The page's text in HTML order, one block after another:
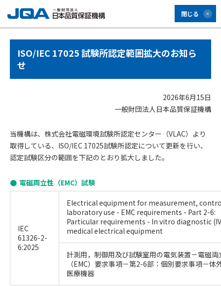
閉じる
ISO/IEC 17025 試験所認定範囲拡大のお知ら
せ
2026年6月15日
一般財団法人日本品質保証機構
当機構は、株式会社電磁環境試験所認定センター（VLAC）より
取得している、ISO/IEC 17025試験所認定について更新を行い、
認定試験区分の範囲を下記のとおり拡大しました。
電磁両立性（EMC）試験
IEC
61326-2-
6:2025
Electrical equipment for measurement,
laboratory use - EMC requirements - Part 2-6:
Particular requirements - In vitro diagnostic
medical electrical equipment
計測用，制御用及び試験室用の電気装置－電磁両
（EMC）要求事項－第2-6部：個別要求事項－体
医療機器